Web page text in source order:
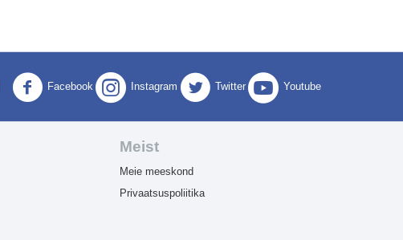
Facebook Instagram Twitter Youtube
Meist
Meie meeskond
Privaatsuspoliitika